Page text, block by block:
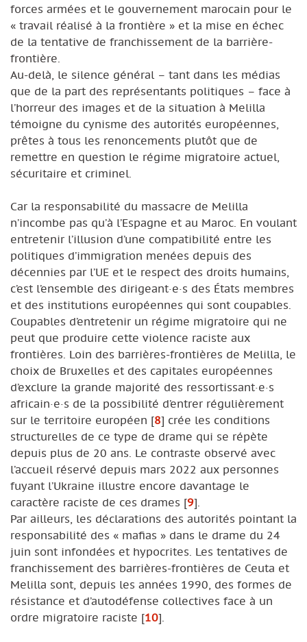
forces armées et le gouvernement marocain pour le
« travail réalisé à la frontière » et la mise en échec
de la tentative de franchissement de la barrière-
frontière.
Au-delà, le silence général – tant dans les médias
que de la part des représentants politiques – face à
l’horreur des images et de la situation à Melilla
témoigne du cynisme des autorités européennes,
prêtes à tous les renoncements plutôt que de
remettre en question le régime migratoire actuel,
sécuritaire et criminel.
Car la responsabilité du massacre de Melilla
n’incombe pas qu’à l’Espagne et au Maroc. En voulant
entretenir l’illusion d’une compatibilité entre les
politiques d’immigration menées depuis des
décennies par l’UE et le respect des droits humains,
c’est l’ensemble des dirigeant·e·s des États membres
et des institutions européennes qui sont coupables.
Coupables d’entretenir un régime migratoire qui ne
peut que produire cette violence raciste aux
frontières. Loin des barrières-frontières de Melilla, le
choix de Bruxelles et des capitales européennes
d’exclure la grande majorité des ressortissant·e·s
africain·e·s de la possibilité d’entrer régulièrement
sur le territoire européen [8] crée les conditions
structurelles de ce type de drame qui se répète
depuis plus de 20 ans. Le contraste observé avec
l’accueil réservé depuis mars 2022 aux personnes
fuyant l’Ukraine illustre encore davantage le
caractère raciste de ces drames [9]
Par ailleurs, les déclarations des autorités pointant la
responsabilité des « mafias » dans le drame du 24
juin sont infondées et hypocrites. Les tentatives de
franchissement des barrières-frontières de Ceuta et
Melilla sont, depuis les années 1990, des formes de
résistance et d’autodéfense collectives face à un
ordre migratoire raciste [10]